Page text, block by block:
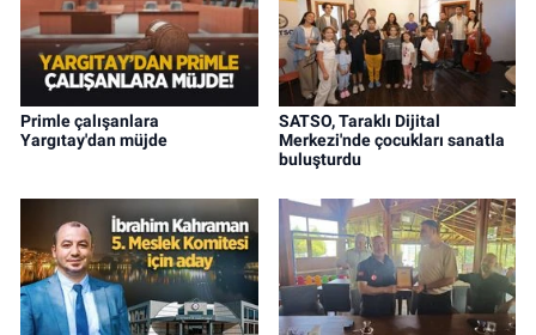
Primle çalışanlara
Yargıtay'dan müjde
SATSO, Taraklı Dijital
Merkezi'nde çocukları sanatla
buluşturdu